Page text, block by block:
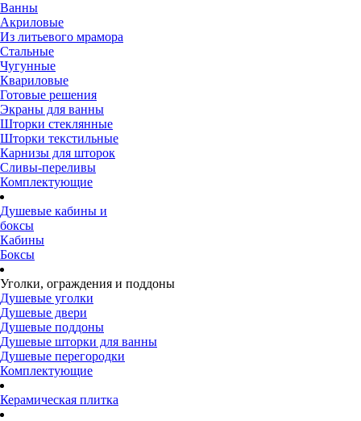
Ванны
Акриловые
Из литьевого мрамора
Стальные
Чугунные
Квариловые
Готовые решения
Экраны для ванны
Шторки стеклянные
Шторки текстильные
Карнизы для шторок
Сливы-переливы
Комплектующие
Душевые кабины и
боксы
Кабины
Боксы
Уголки, ограждения и поддоны
Душевые уголки
Душевые двери
Душевые поддоны
Душевые шторки для ванны
Душевые перегородки
Комплектующие
Керамическая плитка